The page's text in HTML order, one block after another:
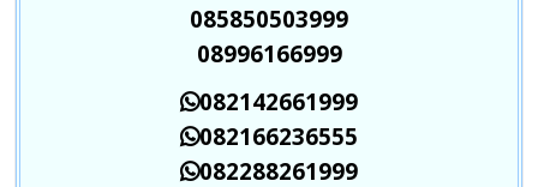
085850503999
08996166999
082142661999
082166236555
082288261999